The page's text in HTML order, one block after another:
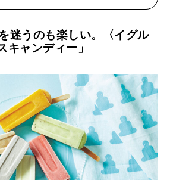
迷うのも楽しい。〈イグル
キャンディー」